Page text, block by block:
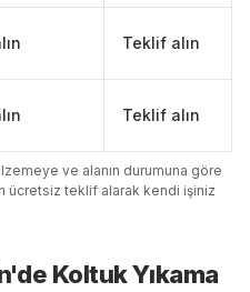
Teklif alın
Teklif alın
ve alanın durumuna göre
ücretsiz teklif alarak kendi işiniz
'de Koltuk Yıkama